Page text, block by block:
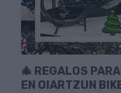
🎄 REGALOS
EN OIARTZUN